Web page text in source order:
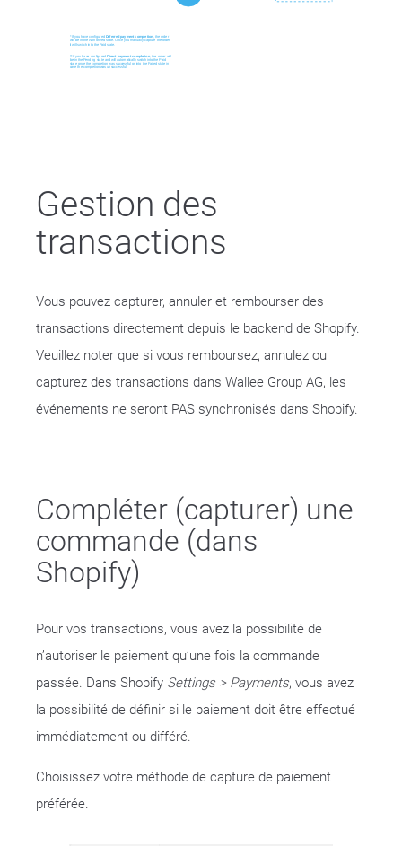
Gestion des
transactions
Vous pouvez capturer, annuler et rembourser des
transactions directement depuis le backend de Shopify.
Veuillez noter que si vous remboursez, annulez ou
capturez des transactions dans Wallee Group AG, les
événements ne seront PAS synchronisés dans Shopify.
Compléter (capturer) une
commande (dans
Shopify)
Pour vos transactions, vous avez la possibilité de
n’autoriser le paiement qu’une fois la commande
passée. Dans Shopify Settings > Payments, vous avez
la possibilité de définir si le paiement doit être effectué
immédiatement ou différé.
Choisissez votre méthode de capture de paiement
préférée.